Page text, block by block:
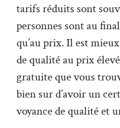
tarifs réduits sont
personnes sont au
qu’au prix. Il est
de qualité au prix
gratuite que vous
bien sur d’avoir un
voyance de qualité et